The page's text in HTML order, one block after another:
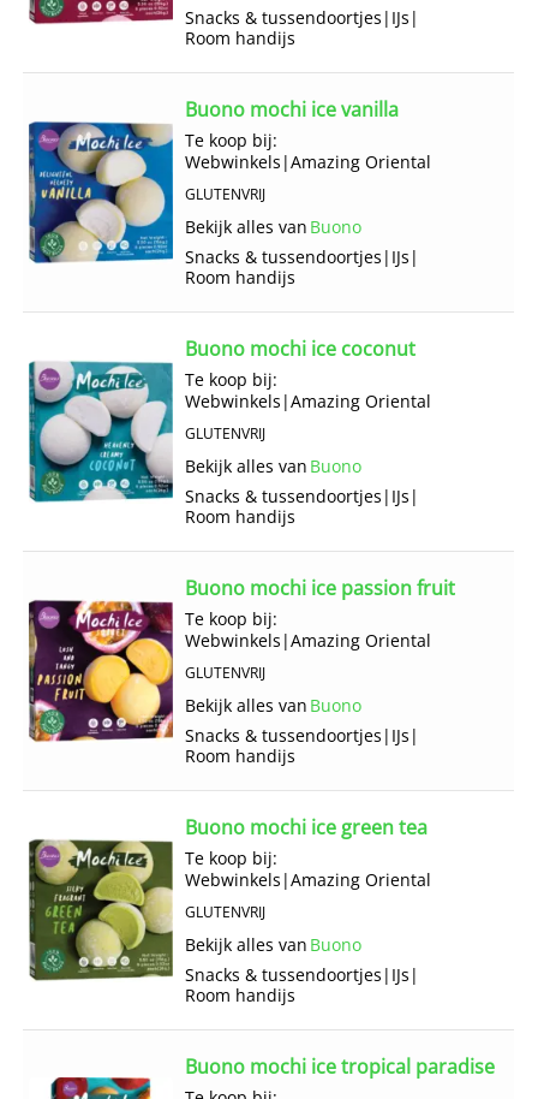
Snacks & tussendoortjes | IJs |
Room handijs
Buono mochi ice vanilla
Te koop bij:
Webwinkels |Amazing Oriental
GLUTENVRIJ
Bekijk alles van Buono
Snacks & tussendoortjes | IJs |
Room handijs
Buono mochi ice coconut
Te koop bij:
Webwinkels |Amazing Oriental
GLUTENVRIJ
Bekijk alles van Buono
Snacks & tussendoortjes | IJs |
Room handijs
Buono mochi ice passion fruit
Te koop bij:
Webwinkels |Amazing Oriental
GLUTENVRIJ
Bekijk alles van Buono
Snacks & tussendoortjes | IJs |
Room handijs
Buono mochi ice green tea
Te koop bij:
Webwinkels |Amazing Oriental
GLUTENVRIJ
Bekijk alles van Buono
Snacks & tussendoortjes | IJs |
Room handijs
Buono mochi ice tropical paradise